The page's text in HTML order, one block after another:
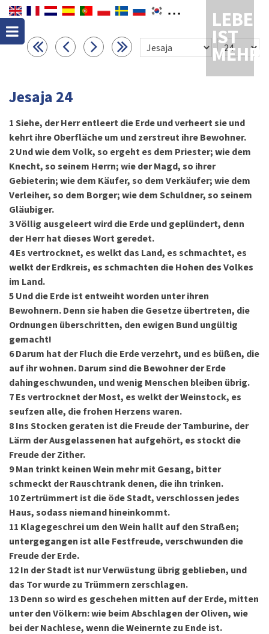
LEBEN
IST
MEHR
Jesaja 24
1 Siehe, der Herr entleert die Erde und verheert sie und
kehrt ihre Oberfläche um und zerstreut ihre Bewohner.
2 Und wie dem Volk, so ergeht es dem Priester; wie dem
Knecht, so seinem Herrn; wie der Magd, so ihrer
Gebieterin; wie dem Käufer, so dem Verkäufer; wie dem
Verleiher, so dem Borger; wie dem Schuldner, so seinem
Gläubiger.
3Völlig ausgeleert wird die Erde und geplündert, denn
der Herr hat dieses Wort geredet.
4 Es vertrocknet, es welkt das Land, es schmachtet, es
welkt der Erdkreis, es schmachten die Hohen des Volkes
im Land.
5 Und die Erde ist entweiht worden unter ihren
Bewohnern. Denn sie haben die Gesetze übertreten, die
Ordnungen überschritten, den ewigen Bund ungültig
gemacht!
6 Darum hat der Fluch die Erde verzehrt, und es büßen, die
auf ihr wohnen. Darum sind die Bewohner der Erde
dahingeschwunden, und wenig Menschen bleiben übrig.
7 Es vertrocknet der Most, es welkt der Weinstock, es
seufzen alle, die frohen Herzens waren.
8 Ins Stocken geraten ist die Freude der Tamburine, der
Lärm der Ausgelassenen hat aufgehört, es stockt die
Freude der Zither.
9 Man trinkt keinen Wein mehr mit Gesang, bitter
schmeckt der Rauschtrank denen, die ihn trinken.
10 Zertrümmert ist die öde Stadt, verschlossen jedes
Haus, sodass niemand hineinkommt.
11 Klagegeschrei um den Wein hallt auf den Straßen;
untergegangen ist alle Festfreude, verschwunden die
Freude der Erde.
12 In der Stadt ist nur Verwüstung übrig geblieben, und
das Tor wurde zu Trümmern zerschlagen.
13 Denn so wird es geschehen mitten auf der Erde, mitten
unter den Völkern: wie beim Abschlagen der Oliven, wie
bei der Nachlese, wenn die Weinernte zu Ende ist.